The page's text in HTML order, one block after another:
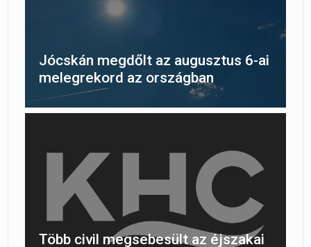
Jócskán megdőlt az augusztus 6-ai
melegrekord az országban
Több civil megsebesült az éjszakai